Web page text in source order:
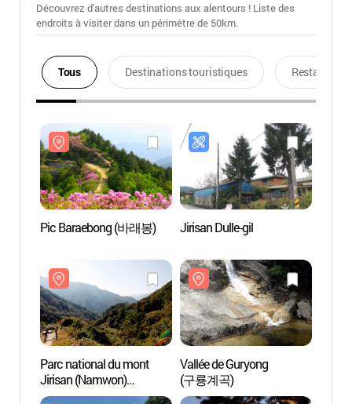
Découvrez d'autres destinations aux alentours ! Liste des
endroits à visiter dans un périmétre de 50km.
Tous Destinations touristiques Restaurants
Pic Baraebong (바래봉) Jirisan Dulle-gil
Parc national du mont
Jirisan (Namwon)
(지리산국립공원 - 남원)
Vallée de Guryong
(구룡계곡)